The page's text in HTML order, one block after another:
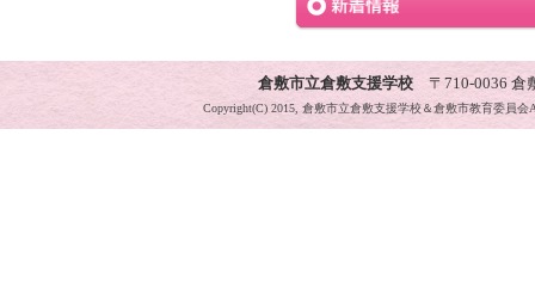
倉敷市立倉敷支援学校 〒710-0036 倉
Copyright(C) 2015, 倉敷市立倉敷支援学校＆倉敷市教育委員